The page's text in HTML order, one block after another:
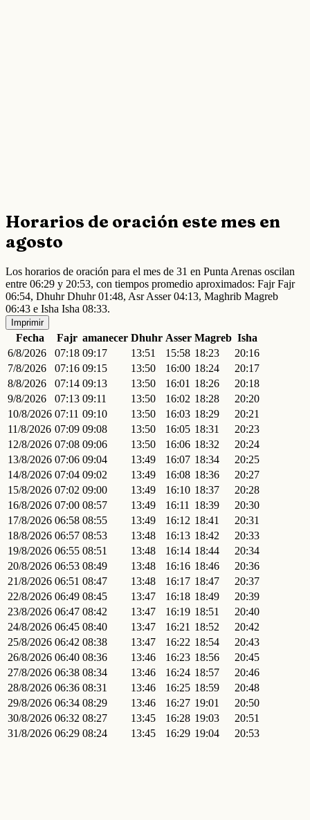
Horarios de oración este mes en
agosto
Los horarios de oración para el mes de 31 en Punta Arenas oscilan
entre 06:29 y 20:53, con tiempos promedio aproximados: Fajr Fajr
06:54, Dhuhr Dhuhr 01:48, Asr Asser 04:13, Maghrib Magreb
06:43 e Isha Isha 08:33.
Imprimir
Fecha Fajr amanecer Dhuhr Asser Magreb Isha
6/8/2026
07:18 09:17 13:51 15:58 18:23
20:16
7/8/2026
07:16 09:15 13:50 16:00 18:24
20:17
8/8/2026
07:14 09:13 13:50 16:01 18:26
20:18
9/8/2026
07:13 09:11 13:50 16:02 18:28
20:20
10/8/2026 07:11 09:10 13:50 16:03 18:29
20:21
11/8/2026 07:09 09:08 13:50 16:05 18:31
20:23
12/8/2026 07:08 09:06 13:50 16:06 18:32
20:24
13/8/2026 07:06 09:04 13:49 16:07 18:34
20:25
14/8/2026 07:04 09:02 13:49 16:08 18:36
20:27
15/8/2026 07:02 09:00 13:49 16:10 18:37
20:28
16/8/2026 07:00 08:57 13:49 16:11 18:39
20:30
17/8/2026 06:58 08:55 13:49 16:12 18:41
20:31
18/8/2026 06:57 08:53 13:48 16:13 18:42
20:33
19/8/2026 06:55 08:51 13:48 16:14 18:44
20:34
20/8/2026 06:53 08:49 13:48 16:16 18:46
20:36
21/8/2026 06:51 08:47 13:48 16:17 18:47
20:37
22/8/2026 06:49 08:45 13:47 16:18 18:49
20:39
23/8/2026 06:47 08:42 13:47 16:19 18:51
20:40
24/8/2026 06:45 08:40 13:47 16:21 18:52
20:42
25/8/2026 06:42 08:38 13:47 16:22 18:54
20:43
26/8/2026 06:40 08:36 13:46 16:23 18:56
20:45
27/8/2026 06:38 08:34 13:46 16:24 18:57
20:46
28/8/2026 06:36 08:31 13:46 16:25 18:59
20:48
29/8/2026 06:34 08:29 13:46 16:27 19:01
20:50
30/8/2026 06:32 08:27 13:45 16:28 19:03
20:51
31/8/2026 06:29 08:24 13:45 16:29 19:04 20:53